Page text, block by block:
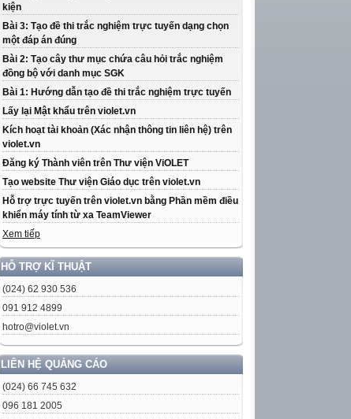
kiện
Bài 3: Tạo đề thi trắc nghiệm trực tuyến dạng chọn
một đáp án đúng
Bài 2: Tạo cây thư mục chứa câu hỏi trắc nghiệm
đồng bộ với danh mục SGK
Bài 1: Hướng dẫn tạo đề thi trắc nghiệm trực tuyến
Lấy lại Mật khẩu trên violet.vn
Kích hoạt tài khoản (Xác nhận thông tin liên hệ) trên
violet.vn
Đăng ký Thành viên trên Thư viện ViOLET
Tạo website Thư viện Giáo dục trên violet.vn
Hỗ trợ trực tuyến trên violet.vn bằng Phần mềm điều
khiển máy tính từ xa TeamViewer
Xem tiếp
HỖ TRỢ KĨ THUẬT
(024) 62 930 536
091 912 4899
hotro@violet.vn
LIÊN HỆ QUẢNG CÁO
(024) 66 745 632
096 181 2005